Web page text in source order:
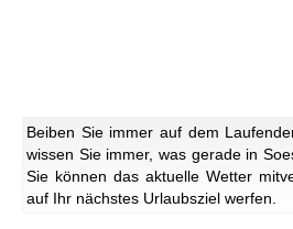
Beiben Sie immer auf dem
wissen Sie immer, was gerade in
Sie können das aktuelle Wetter
auf Ihr nächstes Urlaubsziel werfen.